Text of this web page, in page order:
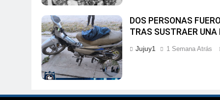
DOS PERSONAS
TRAS SUSTRAER
Jujuy1 1 Semana Atrás